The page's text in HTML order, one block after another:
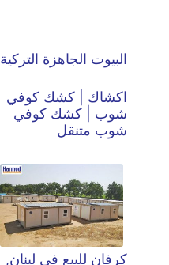
البيوت الجاهزة التركية
اكشاك | كشك كوفي
شوب | كشك كوفي
شوب متنقل
كرفان للبيع في لبنان,